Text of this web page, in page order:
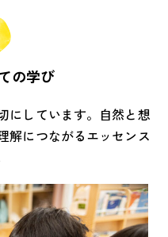
の学び
にしています。自然と想
解につながるエッセンス